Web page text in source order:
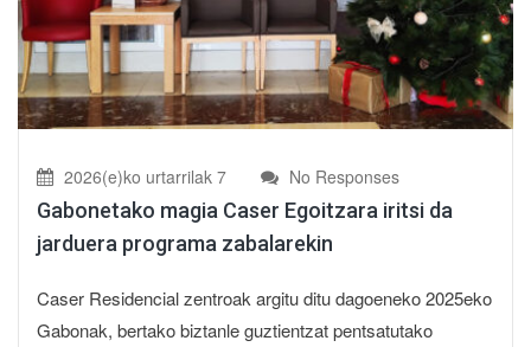
2026(e)ko urtarrilak 7 No Responses
Gabonetako magia Caser Egoitzara iritsi da
jarduera programa zabalarekin
Caser Residencial zentroak argitu ditu dagoeneko 2025eko
Gabonak, bertako biztanle guztientzat pentsatutako